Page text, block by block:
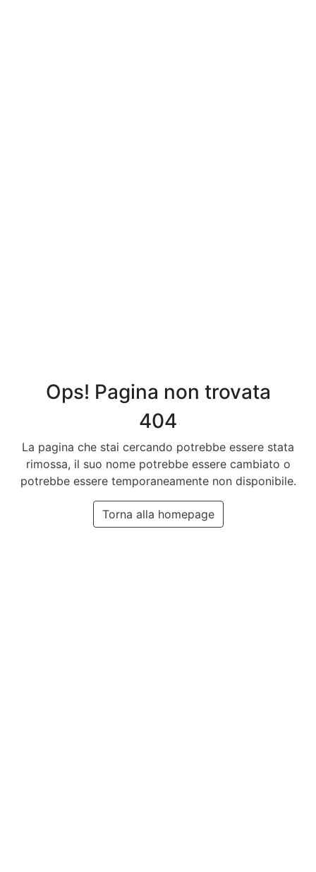
Ops! Pagina non trovata
404
La pagina che stai cercando potrebbe essere stata
rimossa, il suo nome potrebbe essere cambiato o
potrebbe essere temporaneamente non disponibile.
Torna alla homepage